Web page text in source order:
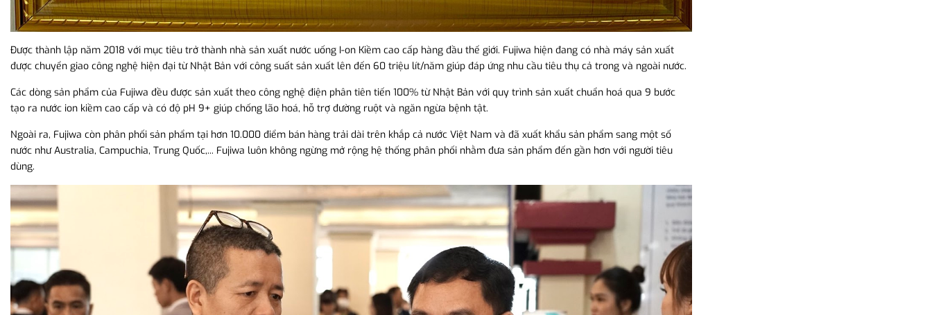
Được thành lập năm 2018 với mục tiêu trở thành nhà sản xuất nước uống I-on Kiềm cao cấp hàng đầu thế giới. Fujiwa hiện đang có nhà máy sản xuất
được chuyển giao công nghệ hiện đại từ Nhật Bản với công suất sản xuất lên đến 60 triệu lít/năm giúp đáp ứng nhu cầu tiêu thụ cả trong và ngoài nước.
Các dòng sản phẩm của Fujiwa đều được sản xuất theo công nghệ điện phân tiên tiến 100% từ Nhật Bản với quy trình sản xuất chuẩn hoá qua 9 bước
tạo ra nước ion kiềm cao cấp và có độ pH 9+ giúp chống lão hoá, hỗ trợ đường ruột và ngăn ngừa bệnh tật.
Ngoài ra, Fujiwa còn phân phối sản phẩm tại hơn 10.000 điểm bán hàng trải dài trên khắp cả nước Việt Nam và đã xuất khẩu sản phẩm sang một số
nước như Australia, Campuchia, Trung Quốc,... Fujiwa luôn không ngừng mở rộng hệ thống phân phối nhằm đưa sản phẩm đến gần hơn với người tiêu
dùng.